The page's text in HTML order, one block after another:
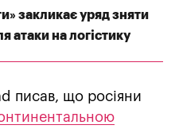
закликає уряд зняти
атаки на логістику
писав, що росіяни